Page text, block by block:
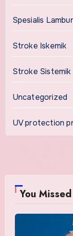
Spesialis
Stroke Iskemik
Stroke Sistemik
Uncategorized
UV protection
You Missed